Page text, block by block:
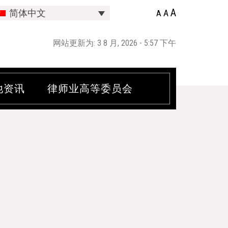
简体中文 A AA
网站更新为: 3 8 月, 2026 - 5:57 下午
资讯 律师业高等委员会